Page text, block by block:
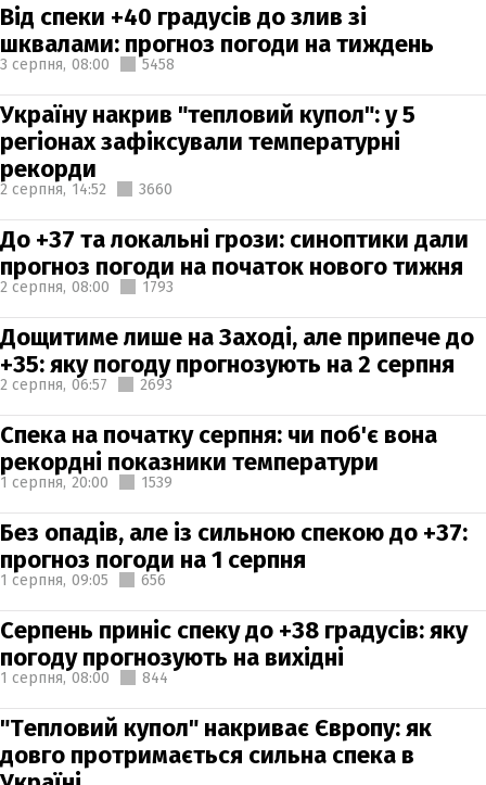
Від спеки +40 градусів до злив зі
шквалами: прогноз погоди на тиждень
3 серпня, 08:00 5458
Україну накрив "тепловий купол": у 5
регіонах зафіксували температурні
рекорди
2 серпня, 14:52 3660
До +37 та локальні грози: синоптики дали
прогноз погоди на початок нового тижня
2 серпня, 08:00 1793
Дощитиме лише на Заході, але припече до
+35: яку погоду прогнозують на 2 серпня
2 серпня, 06:57 2693
Спека на початку серпня: чи поб'є вона
рекордні показники температури
1 серпня, 20:00 1539
Без опадів, але із сильною спекою до +37:
прогноз погоди на 1 серпня
1 серпня, 09:05 656
Серпень приніс спеку до +38 градусів: яку
погоду прогнозують на вихідні
1 серпня, 08:00 844
"Тепловий купол" накриває Європу: як
довго протримається сильна спека в